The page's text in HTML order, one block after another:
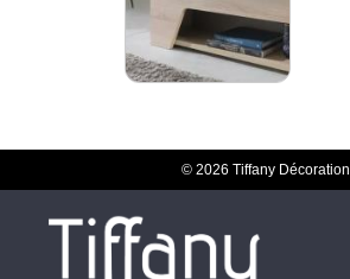
© 2026 Tiffany Décoration